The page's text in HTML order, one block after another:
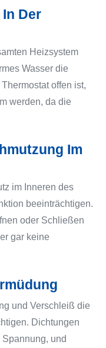
Der
Heizsystem
Wasser die
offen ist,
werden, da die
Im
im Inneren des
beeinträchtigen.
oder Schließen
gar keine
und Verschleiß die
Dichtungen
und